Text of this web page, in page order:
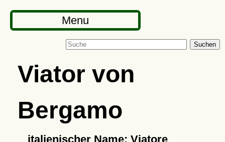
Menu
Suchen
Viator von
Bergamo
italienischer Name: Viatore